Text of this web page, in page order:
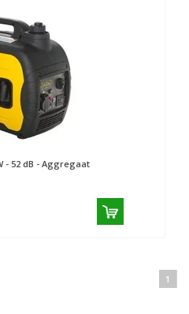
- 52 dB - Aggregaat
1